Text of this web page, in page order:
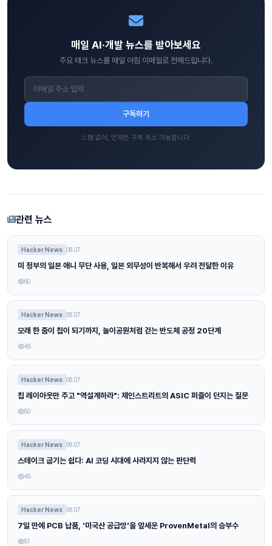
매일 AI·개발 뉴스를 받아보세요
주요 테크 뉴스를 매일 아침 이메일로 전해드립니다.
구독하기
스팸 없이, 언제든 구독 취소 가능합니다.
관련 뉴스
Hacker News 08.07
미 정부의 일본 애니 무단 사용, 일본 외무성이 반복해서 우려 전달한 이유
50
Hacker News 08.07
모래 한 줌이 칩이 되기까지, 놀이공원처럼 걷는 반도체 공정 20단계
45
Hacker News 08.07
칩 레이아웃만 주고 "역설계하라": 제인스트리트의 ASIC 퍼즐이 던지는 질문
50
Hacker News 08.07
스테이크 굽기는 쉽다: AI 코딩 시대에 사라지지 않는 판단력
45
Hacker News 08.07
7일 만에 PCB 납품, '미국산 공급망'을 앞세운 ProvenMetal의 승부수
51